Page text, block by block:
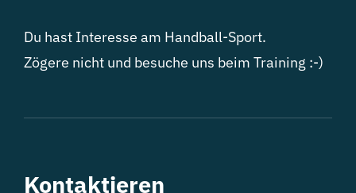
Du hast Interesse am Handball-Sport.
Zögere nicht und besuche uns beim Training :-)
Kontaktieren